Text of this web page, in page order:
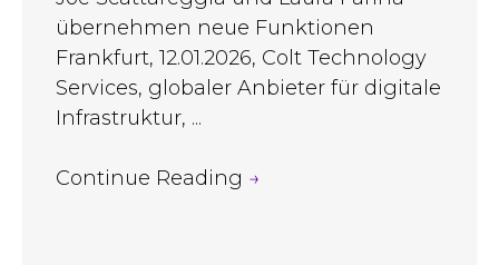
übernehmen neue Funktionen
Frankfurt, 12.01.2026, Colt Technology
Services, globaler Anbieter für digitale
Infrastruktur, ...
Continue Reading →